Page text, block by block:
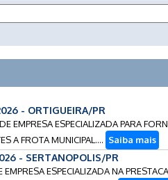
- ORTIGUEIRA/PR
EMPRESA ESPECIALIZADA PARA
A FROTA MUNICIPAL.... Saiba mais
- SERTANOPOLIS/PR
ESPECIALIZADA NA